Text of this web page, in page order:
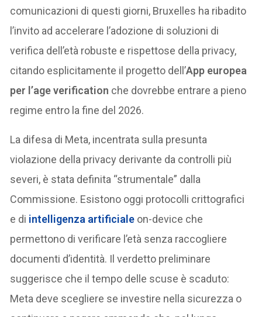
comunicazioni di questi giorni, Bruxelles ha ribadito
l’invito ad accelerare l’adozione di soluzioni di
verifica dell’età robuste e rispettose della privacy,
citando esplicitamente il progetto dell’App europea
per l’age verification che dovrebbe entrare a pieno
regime entro la fine del 2026.
La difesa di Meta, incentrata sulla presunta
violazione della privacy derivante da controlli più
severi, è stata definita “strumentale” dalla
Commissione. Esistono oggi protocolli crittografici
e di intelligenza artificiale on-device che
permettono di verificare l’età senza raccogliere
documenti d’identità. Il verdetto preliminare
suggerisce che il tempo delle scuse è scaduto:
Meta deve scegliere se investire nella sicurezza o